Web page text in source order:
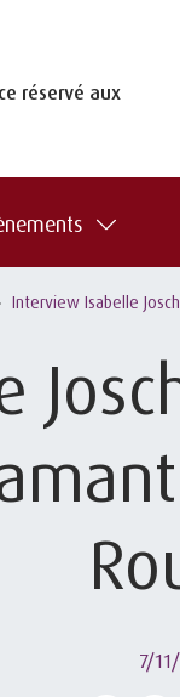
réservé aux
Interview Isabelle
7/